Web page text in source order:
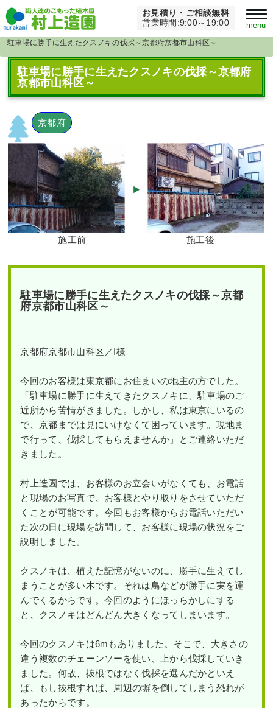
お見積り・ご相談無料
営業時間:9:00～19:00
menu
Home > 伐採 >
駐車場に勝手に生えたクスノキの伐採～京都府京都市山科区～
駐車場に勝手に生えたクスノキの伐採～京都府
京都市山科区～
京都府
施工前 施工後
駐車場に勝手に生えたクスノキの伐採～京都
府京都市山科区～
京都府京都市山科区／I様
今回のお客様は東京都にお住まいの地主の方でした。
「駐車場に勝手に生えてきたクスノキに、駐車場のご
近所から苦情がきました。しかし、私は東京にいるの
で、京都までは見にいけなくて困っています。現地ま
で行って、伐採してもらえませんか」とご連絡いただ
きました。
村上造園では、お客様のお立会いがなくても、お電話
と現場のお写真で、お客様とやり取りをさせていただ
くことが可能です。今回もお客様からお電話いただい
た次の日に現場を訪問して、お客様に現場の状況をご
説明しました。
クスノキは、植えた記憶がないのに、勝手に生えてし
まうことが多い木です。それは鳥などが勝手に実を運
んでくるからです。今回のようにほっらかしにする
と、クスノキはどんどん大きくなってしまいます。
今回のクスノキは6mもありました。そこで、大きさの
違う複数のチェーンソーを使い、上から伐採していき
ました。何故、抜根ではなく伐採を選んだかといえ
ば、もし抜根すれば、周辺の塀を倒してしまう恐れが
あったからです。